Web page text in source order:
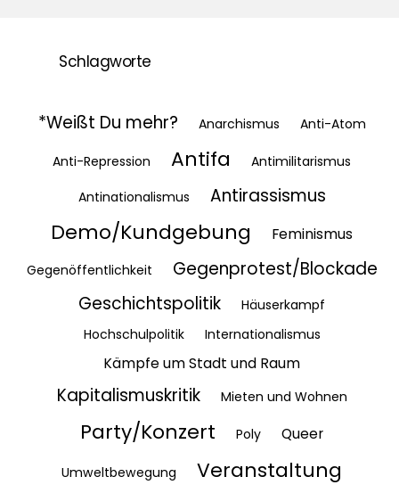
Schlagworte
*Weißt Du mehr? Anarchismus Anti-Atom
Anti-Repression Antifa
Antimilitarismus
Antinationalismus
Antirassismus
Demo/Kundgebung Feminismus
Gegenöffentlichkeit
Gegenprotest/Blockade
Geschichtspolitik
Häuserkampf
Hochschulpolitik
Internationalismus
Kämpfe um Stadt und Raum
Kapitalismuskritik Mieten und Wohnen
Party/Konzert Poly Queer
Umweltbewegung Veranstaltung